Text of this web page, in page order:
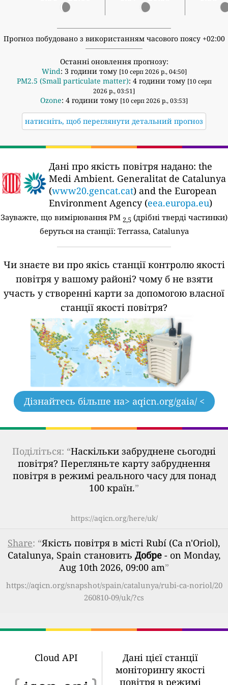
Прогноз побудовано з використанням часового поясу +02:00
Останні оновлення прогнозу:
Wind: 3 години тому [10 серп 2026 р., 04:50]
PM2.5 (Small particulate matter): 4 години тому [10 серп
2026 р., 03:51]
Ozone: 4 години тому [10 серп 2026 р., 03:53]
натисніть, щоб переглянути детальний прогноз
Дані про якість повітря надано: the
Medi Ambient. Generalitat de Catalunya
(www20.gencat.cat) and the European
Environment Agency (eea.europa.eu)
Зауважте, що вимірювання PM 2,5 (дрібні тверді частинки)
беруться на станції: Terrassa, Catalunya
Чи знаєте ви про якісь станції контролю якості
повітря у вашому районі? чому б не взяти
участь у створенні карти за допомогою власної
станції якості повітря?
Дізнайтесь більше на> aqicn.org/gaia/ <
Поділіться: “Наскільки забруднене сьогодні
повітря? Перегляньте карту забруднення
повітря в режимі реального часу для понад
100 країн.”
https://aqicn.org/here/uk/
Share: “Якість повітря в місті Rubí (Ca n'Oriol),
Catalunya, Spain становить Добре- on Monday,
Aug 10th 2026, 09:00 am”
https://aqicn.org/snapshot/spain/catalunya/rubi-ca-noriol/20
260810-09/uk/?cs
Cloud API
Дані цієї станції
моніторингу якості
повітря в режимі